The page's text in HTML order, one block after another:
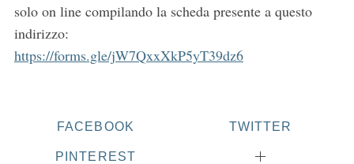
solo on line compilando la scheda presente a questo
indirizzo:
https://forms.gle/jW7QxxXkP5yT39dz6
FACEBOOK TWITTER
PINTEREST